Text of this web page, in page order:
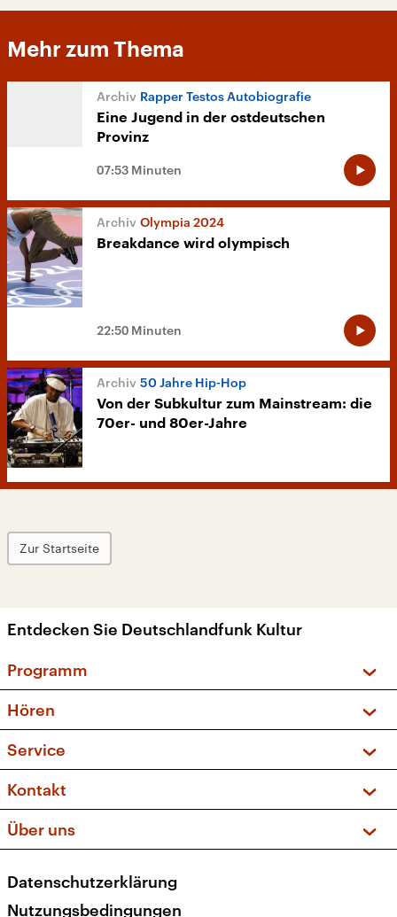
Mehr zum Thema
Rapper Testos Autobiografie
Eine Jugend in der ostdeutschen
Provinz
07:53 Minuten
Olympia 2024
Breakdance wird olympisch
22:50 Minuten
50 Jahre Hip-Hop
Von der Subkultur zum Mainstream: die
70er- und 80er-Jahre
Zur Startseite
Entdecken Sie Deutschlandfunk Kultur
Programm
Sendungen und Podcasts
Musikliste
Kakadu – Das Kinderprogramm
Hören
Frequenzen (UKW + DAB+)
Service
FAQ
Apps
Newsletter
Veranstaltungen
Kontakt
Social Media
Über uns
Presse
Datenschutzerklärung
Nutzungsbedingungen